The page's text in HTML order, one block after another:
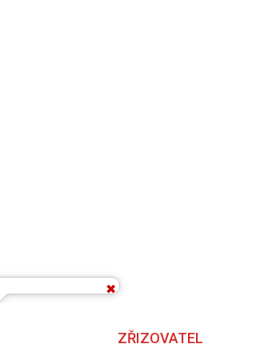
ZŘIZOVATEL